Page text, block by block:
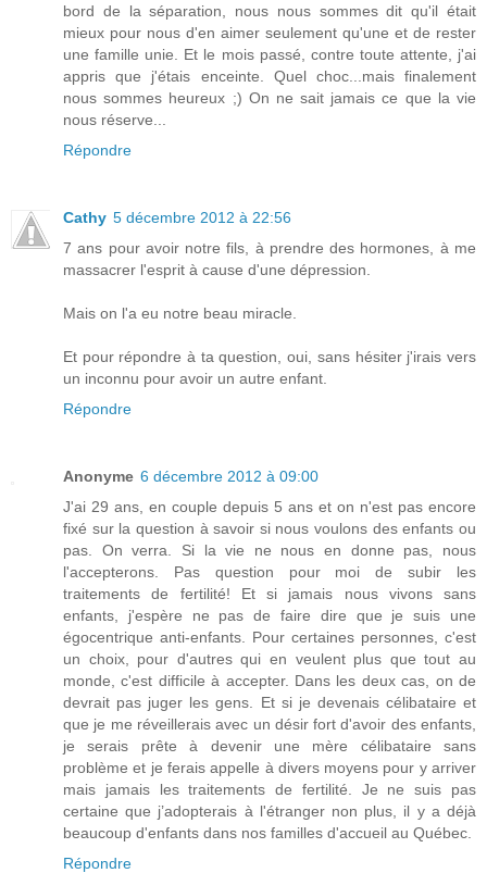
bord de la séparation, nous nous sommes dit qu'il était
mieux pour nous d'en aimer seulement qu'une et de rester
une famille unie. Et le mois passé, contre toute attente, j'ai
appris que j'étais enceinte. Quel choc...mais finalement
nous sommes heureux ;) On ne sait jamais ce que la vie
nous réserve...
Répondre
Cathy 5 décembre 2012 à 22:56
7 ans pour avoir notre fils, à prendre des hormones, à me
massacrer l'esprit à cause d'une dépression.
Mais on l'a eu notre beau miracle.
Et pour répondre à ta question, oui, sans hésiter j'irais vers
un inconnu pour avoir un autre enfant.
Répondre
Anonyme 6 décembre 2012 à 09:00
J'ai 29 ans, en couple depuis 5 ans et on n'est pas encore
fixé sur la question à savoir si nous voulons des enfants ou
pas. On verra. Si la vie ne nous en donne pas, nous
l'accepterons. Pas question pour moi de subir les
traitements de fertilité! Et si jamais nous vivons sans
enfants, j'espère ne pas de faire dire que je suis une
égocentrique anti-enfants. Pour certaines personnes, c'est
un choix, pour d'autres qui en veulent plus que tout au
monde, c'est difficile à accepter. Dans les deux cas, on de
devrait pas juger les gens. Et si je devenais célibataire et
que je me réveillerais avec un désir fort d'avoir des enfants,
je serais prête à devenir une mère célibataire sans
problème et je ferais appelle à divers moyens pour y arriver
mais jamais les traitements de fertilité. Je ne suis pas
certaine que j’adopterais à l'étranger non plus, il y a déjà
beaucoup d'enfants dans nos familles d'accueil au Québec.
Répondre